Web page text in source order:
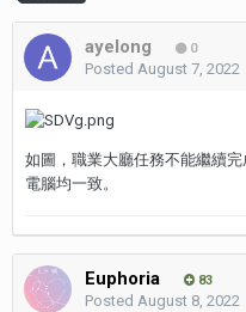
ayelong 0
Posted August 7, 2022
如圖，職業大廳任務不能繼續
電腦均一致。
Euphoria 83
Posted August 8, 2022